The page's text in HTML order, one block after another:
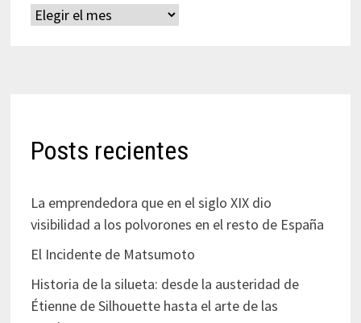
Archivos
Posts recientes
La emprendedora que en el siglo XIX dio
visibilidad a los polvorones en el resto de España
El Incidente de Matsumoto
Historia de la silueta: desde la austeridad de
Étienne de Silhouette hasta el arte de las